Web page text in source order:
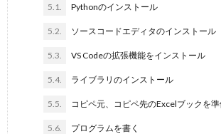
5.1. Pythonのインストール
5.2. ソースコードエディタのインストール
5.3. VS Codeの拡張機能をインストール
5.4. ライブラリのインストール
5.5. コピペ元、コピペ先のExcelブックを
5.6. プログラムを書く